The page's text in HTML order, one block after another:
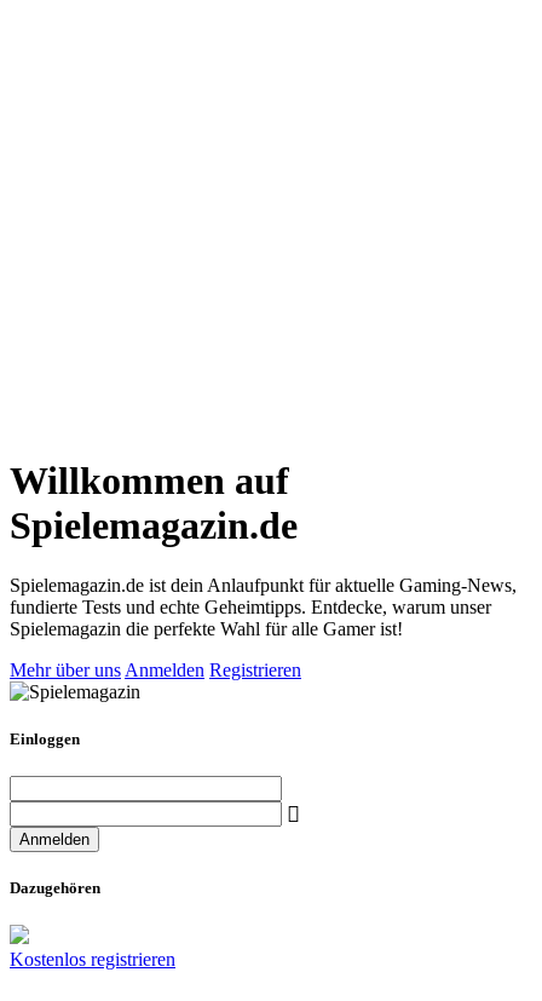
Willkommen auf
Spielemagazin.de
Spielemagazin.de ist dein Anlaufpunkt für aktuelle Gaming-News,
fundierte Tests und echte Geheimtipps. Entdecke, warum unser
Spielemagazin die perfekte Wahl für alle Gamer ist!
Mehr über uns Anmelden Registrieren
Einloggen
Dazugehören
Kostenlos registrieren